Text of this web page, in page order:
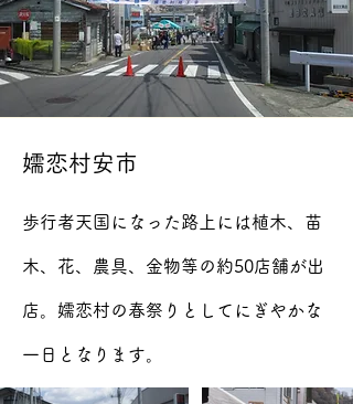
嬬恋村安市
歩行者天国になった路上には植木、苗
木、花、農具、金物等の約50店舗が出
店。嬬恋村の春祭りとしてにぎやかな
一日となります。